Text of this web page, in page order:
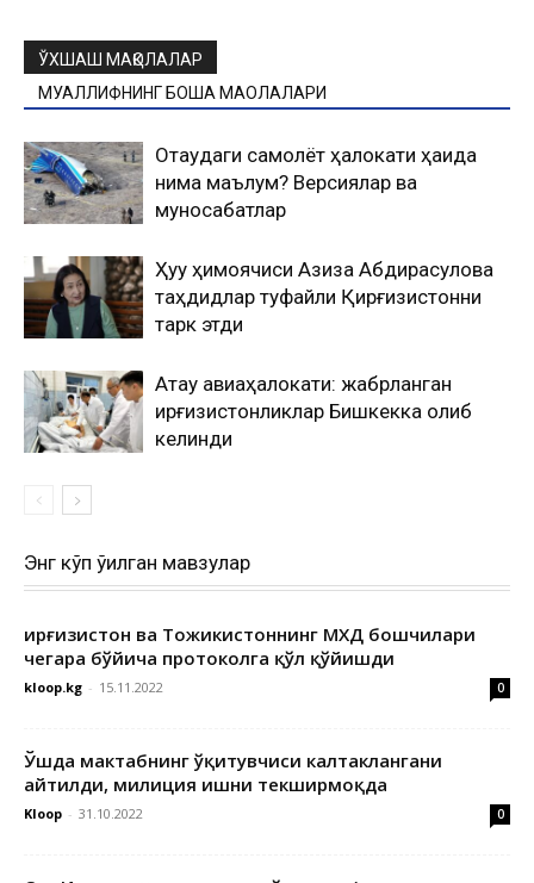
ЎХШАШ МАҚОЛАЛАР
МУАЛЛИФНИНГ БОШҚА МАҚОЛАЛАРИ
Оқтаудаги самолёт ҳалокати ҳақида
нима маълум? Версиялар ва
муносабатлар
Ҳуқуқ ҳимоячиси Азиза Абдирасулова
таҳдидлар туфайли Қирғизистонни
тарк этди
Ақтау авиаҳалокати: жабрланган
қирғизистонликлар Бишкекка олиб
келинди
Энг кўп ўқилган мавзулар
Қирғизистон ва Тожикистоннинг МХДҚ бошчилари
чегара бўйича протоколга қўл қўйишди
kloop.kg - 15.11.2022 0
Ўшда мактабнинг ўқитувчиси калтаклангани
айтилди, милиция ишни текширмоқда
Kloop - 31.10.2022 0